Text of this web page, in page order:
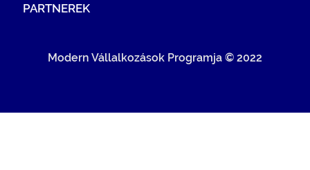
PARTNEREK
Modern Vállalkozások Programja © 2022